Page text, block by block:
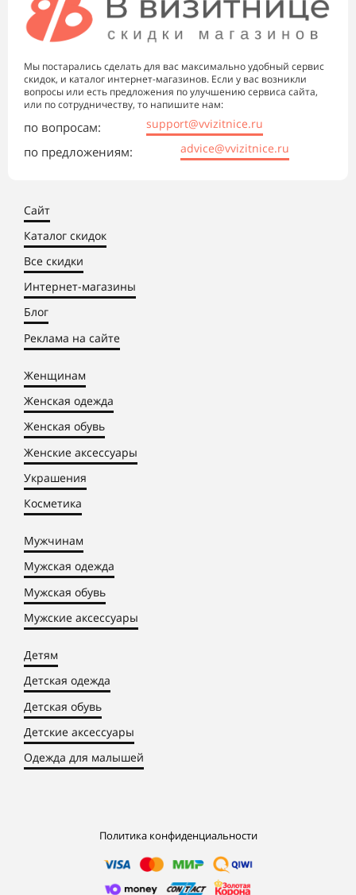
Мы постарались сделать для вас максимально удобный сервис
скидок, и каталог интернет-магазинов. Если у вас возникли
вопросы или есть предложения по улучшению сервиса сайта,
или по сотрудничеству, то напишите нам:
по вопросам: support@vvizitnice.ru
по предложениям: advice@vvizitnice.ru
Сайт
Каталог скидок
Все скидки
Интернет-магазины
Блог
Реклама на сайте
Женщинам
Женская одежда
Женская обувь
Женские аксессуары
Украшения
Косметика
Мужчинам
Мужская одежда
Мужская обувь
Мужские аксессуары
Детям
Детская одежда
Детская обувь
Детские аксессуары
Одежда для малышей
Политика конфиденциальности